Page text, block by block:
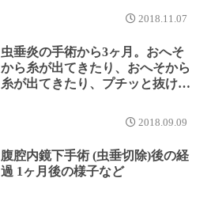
2018.11.07
虫垂炎の手術から3ヶ月。おへそ
から糸が出てきたり、おへそから
糸が出てきたり、プチッと抜けて
2018.09.09
腹腔内鏡下手術 (虫垂切除)後の経
過 1ヶ月後の様子など